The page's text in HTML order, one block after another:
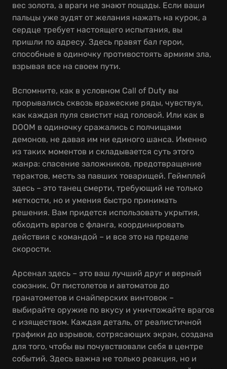
вес золота, а враги не знают пощады. Если ваши
пальцы уже зудят от желания нажать на курок, а
сердце требует настоящего испытания, вы
пришли по адресу. Здесь правят бал герои,
способные в одиночку противостоять армиям зла,
взрывая все на своем пути.
Вспомните, как в условном Call of Duty вы
прорывались сквозь вражеские ряды, чувствуя,
как каждая пуля свистит над головой. Или как в
DOOM в одиночку сражались с полчищами
демонов, не давая им ни единого шанса. Именно
из таких моментов и складывается суть этого
жанра: спасение заложников, предотвращение
терактов, месть за павших товарищей. Геймплей
здесь – это танец смерти, требующий не только
меткости, но и умения быстро принимать
решения. Вам придется использовать укрытия,
обходить врагов с фланга, координировать
действия с командой – и все это на пределе
скорости.
Арсенал здесь – это ваш лучший друг и верный
союзник. От пистолетов и автоматов до
гранатометов и снайперских винтовок –
выбирайте оружие по вкусу и уничтожайте врагов
с изяществом. Каждая деталь, от реалистичной
графики до взрывов, сотрясающих экран, создана
для того, чтобы вы почувствовали себя в центре
событий. Здесь важна не только реакция, но и